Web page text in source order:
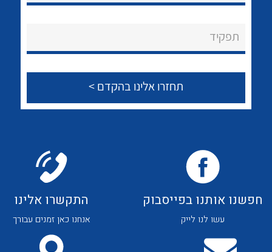
לכל מוצרי היצרן לכל מוצרי היצרן
תפקיד
חפשנו אותנו בפייסבוק
עשו לנו לייק
התקשרו אלינו
אנחנו כאן זמנים עבורך